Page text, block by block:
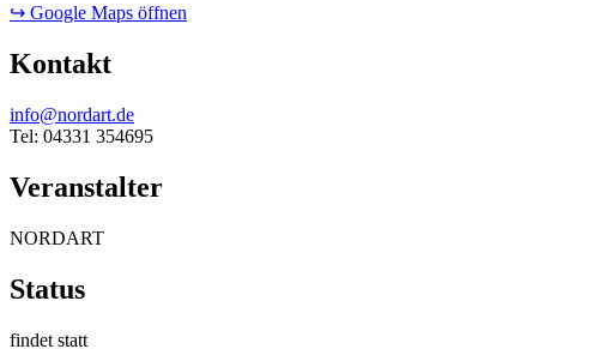
↪ Google Maps öffnen
Kontakt
info@nordart.de
Tel: 04331 354695
Veranstalter
NORDART
Status
findet statt